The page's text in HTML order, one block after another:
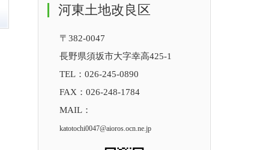
河東土地改良区
〒382-0047
長野県須坂市大字幸高425-1
TEL： 026-245-0890
FAX：026-248-1784
MAIL：
katotochi0047@aioros.ocn.ne.jp